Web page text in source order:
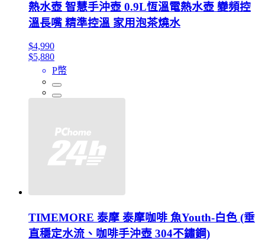
熱水壺 智慧手沖壺 0.9L恆溫電熱水壺 變頻控
溫長嘴 精準控溫 家用泡茶燒水
$4,990
$5,880
P幣
TIMEMORE 泰摩 泰摩咖啡 魚Youth-白色 (垂
直穩定水流、咖啡手沖壺 304不鏽鋼)